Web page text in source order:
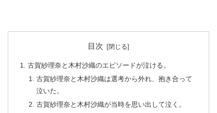
目次
古賀紗理奈と木村沙織のエピソードが泣ける。
古賀紗理奈と木村沙織は選考から外れ、抱き合って
泣いた。
古賀紗理奈と木村沙織が当時を思い出して泣く。